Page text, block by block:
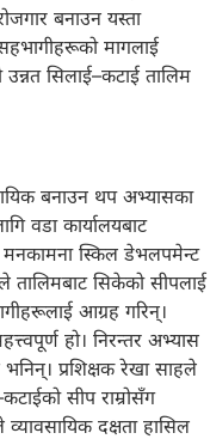
बनाउन यस्ता
मागलाई
सिलाई–कटाई तालिम
बनाउन थप अभ्यासका
वडा कार्यालयबाट
मनकामना स्किल डेभलपमेन्ट
तालिमबाट सिकेको सीपलाई
आग्रह गरिन्।
हो। निरन्तर अभ्यास
प्रशिक्षक रेखा साहले
सीप राम्रोसँग
दक्षता हासिल